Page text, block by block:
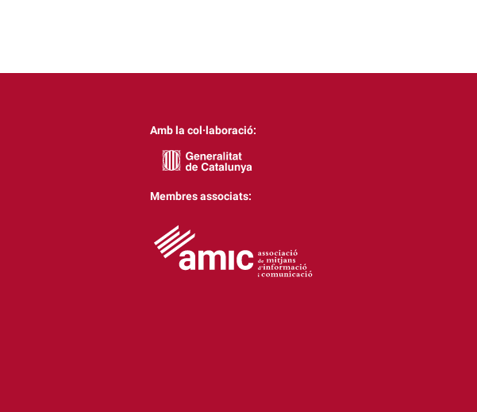
Amb la col·laboració:
Membres associats: